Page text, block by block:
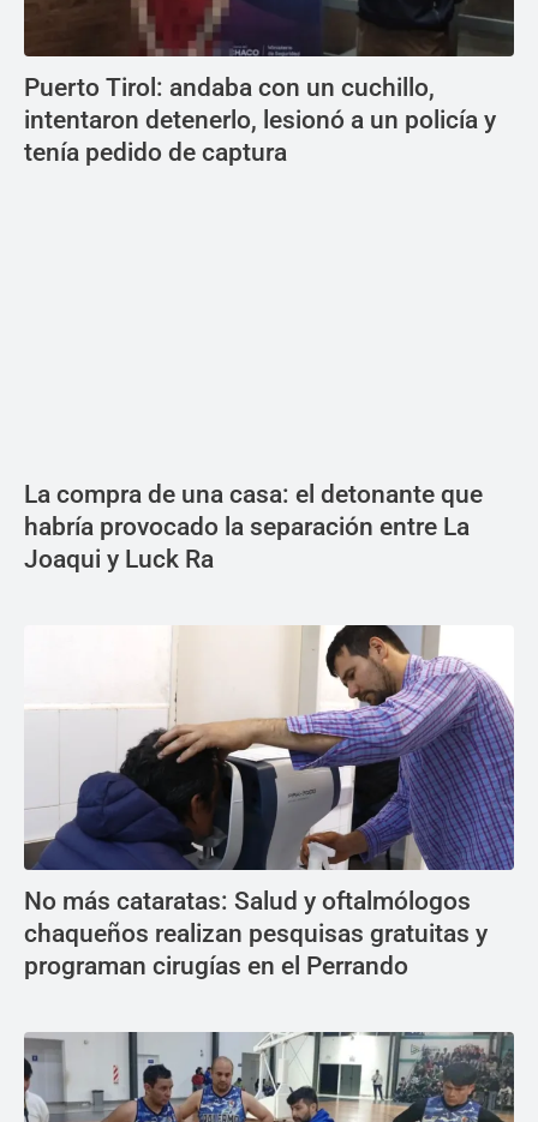
Puerto Tirol: andaba con un cuchillo,
intentaron detenerlo, lesionó a un policía y
tenía pedido de captura
La compra de una casa: el detonante que
habría provocado la separación entre La
Joaqui y Luck Ra
No más cataratas: Salud y oftalmólogos
chaqueños realizan pesquisas gratuitas y
programan cirugías en el Perrando